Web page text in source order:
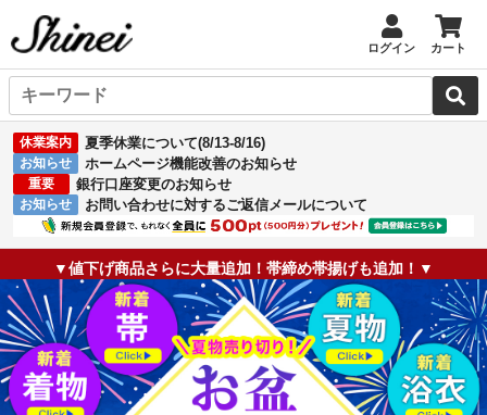
ログイン カート
休業案内 夏季休業について(8/13-8/16)
お知らせ ホームページ機能改善のお知らせ
重要 銀行口座変更のお知らせ
お知らせ お問い合わせに対するご返信メールについて
▼値下げ商品さらに大量追加！帯締め帯揚げも追加！▼